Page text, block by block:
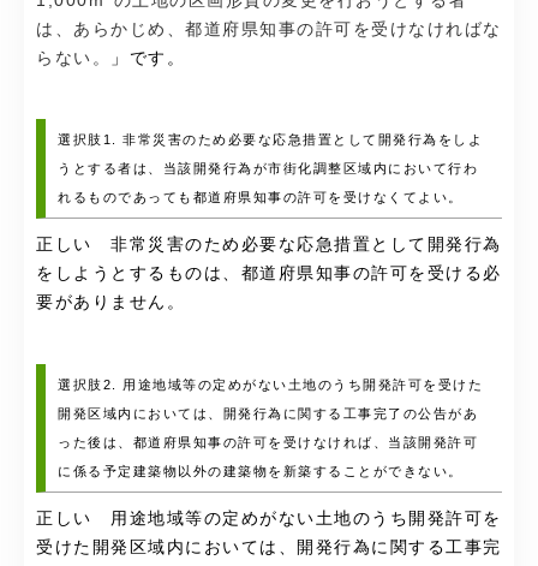
は、あらかじめ、都道府県知事の許可を受けなければな
らない。
」です。
選択肢1. 非常災害のため必要な応急措置として開発行為をしよ
うとする者は、当該開発行為が市街化調整区域内において行わ
れるものであっても都道府県知事の許可を受けなくてよい。
正しい 非常災害のため必要な応急措置として開発行為
をしようとするものは、都道府県知事の許可を受ける必
要がありません。
選択肢2. 用途地域等の定めがない土地のうち開発許可を受けた
開発区域内においては、開発行為に関する工事完了の公告があ
った後は、都道府県知事の許可を受けなければ、当該開発許可
に係る予定建築物以外の建築物を新築することができない。
正しい 用途地域等の定めがない土地のうち開発許可を
受けた開発区域内においては、開発行為に関する工事完